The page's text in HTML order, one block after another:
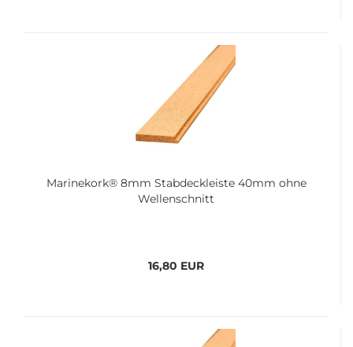
Ma­ri­ne­kork® 8mm Stab­deck­leis­te 40mm ohne
Wel­len­schnitt
16,80 EUR